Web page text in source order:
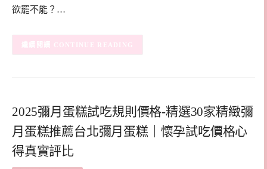
欲罷不能？…
CONTINUE READING
2025彌月蛋糕試吃規則價格-精選30家精緻彌
月蛋糕推薦台北彌月蛋糕｜懷孕試吃價格心
得真實評比